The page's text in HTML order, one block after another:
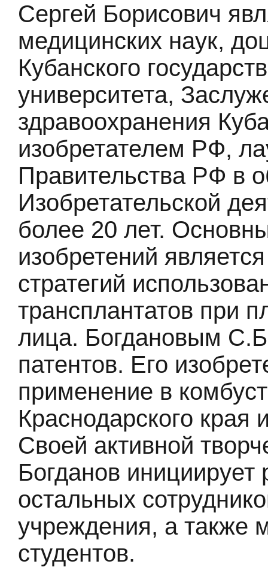
Сергей Борисович
медицинских наук,
Кубанского
университета,
здравоохранения
изобретателем РФ,
Правительства РФ в
Изобретательской
более 20 лет.
изобретений
стратегий
трансплантатов при
лица. Богдановым
патентов. Его
применение в
Краснодарского края
Своей активной
Богданов инициирует
остальных
учреждения, а также
студентов.